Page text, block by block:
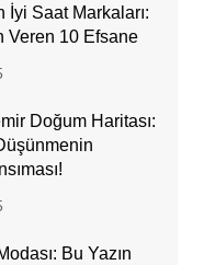
İyi Saat Markaları:
Veren 10 Efsane
Doğum Haritası:
Bu Yazın